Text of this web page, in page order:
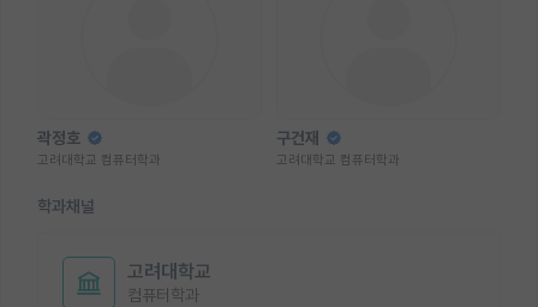
곽정호
고려대학교 컴퓨터학과
구건재
고려대학교 컴퓨터학과
학과채널
고려대학교
컴퓨터학과